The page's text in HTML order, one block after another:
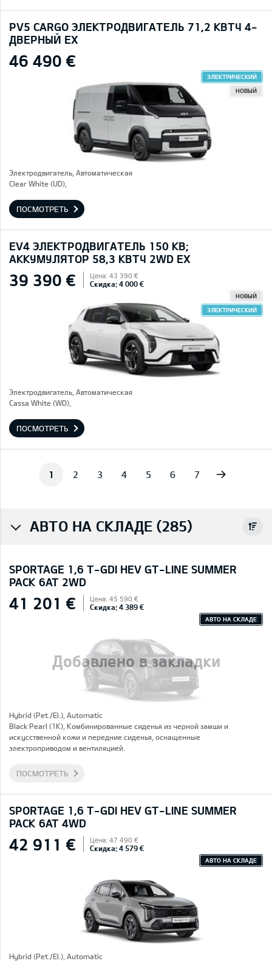
PV5 CARGO ЭЛЕКТРОДВИГАТЕЛЬ 71,2 КВТЧ 4-
ДВЕРНЫЙ EX
46 490 €
ЭЛЕКТРИЧЕСКИЙ
НОВЫЙ
Электродвигатель, Автоматическая
Clear White (UD),
ПОСМОТРЕТЬ
EV4 ЭЛЕКТРОДВИГАТЕЛЬ 150 КВ;
AККУМУЛЯТОР 58,3 КВТЧ 2WD EX
39 390 € Цена: 43 390 €
Скидка: 4 000 €
НОВЫЙ
ЭЛЕКТРИЧЕСКИЙ
Электродвигатель, Автоматическая
Cassa White (WD),
ПОСМОТРЕТЬ
1 2 3 4 5 6 7
АВТО НА СКЛАДЕ (285)
SPORTAGE 1,6 T-GDI HEV GT-LINE SUMMER
PACK 6AT 2WD
Добавлено в закладки
41 201 € Цена: 45 590 €
Скидка: 4 389 €
АВТО НА СКЛАДЕ
Hybrid (Pet./El.), Automatic
Black Pearl (1K), Комбинированные сиденья из черной замши и
искусственной кожи и передние сиденья, оснащенные
электроприводом и вентиляцией.
ПОСМОТРЕТЬ
SPORTAGE 1,6 T-GDI HEV GT-LINE SUMMER
PACK 6AT 4WD
42 911 € Цена: 47 490 €
Скидка: 4 579 €
АВТО НА СКЛАДЕ
Hybrid (Pet./El.), Automatic